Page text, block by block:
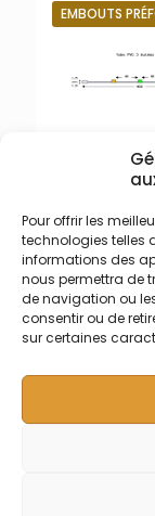
Pour offrir les
technologies telles
informations des
nous permettra de
de navigation ou
consentir ou de
sur certaines
1,02 mm Blanc/
– Longueur
EMBOUTS
003-009-305
butées
Embouts
Tube de
péristaltique
embouts
Tygon R3607/
0,38
orange/
Long.